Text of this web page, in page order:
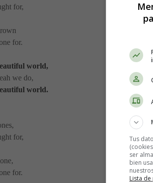
for,
for.
world,
we do,
world.
for,
for.
Tus
ser
bien
Lista